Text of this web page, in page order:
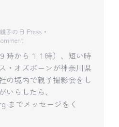
親子の日 Press
時から１１時）、短い時
・オズボーンが神奈川県
の境内で親子撮影会をし
いらしたら、
までメッセージをく